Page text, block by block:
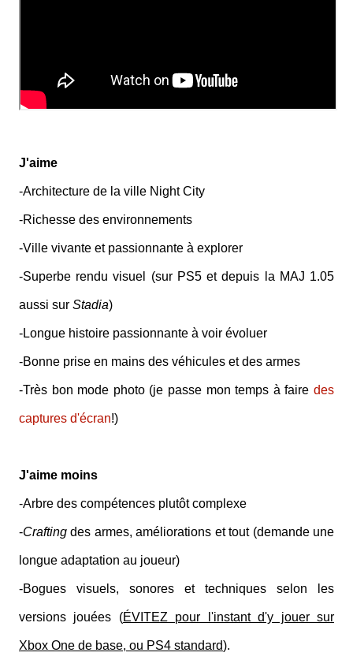
J'aime
-Architecture de la ville Night City
-Richesse des environnements
-Ville vivante et passionnante à explorer
-Superbe rendu visuel (sur PS5 et depuis la MAJ 1.05
aussi sur Stadia)
-Longue histoire passionnante à voir évoluer
-Bonne prise en mains des véhicules et des armes
-Très bon mode photo (je passe mon temps à faire des
captures d'écran!)
J'aime moins
-Arbre des compétences plutôt complexe
-Craftingdes armes, améliorations et tout (demande une
longue adaptation au joueur)
-Bogues visuels, sonores et techniques selon les
versions jouées (ÉVITEZ pour l'instant d'y jouer sur
Xbox One de base, ou PS4 standard).